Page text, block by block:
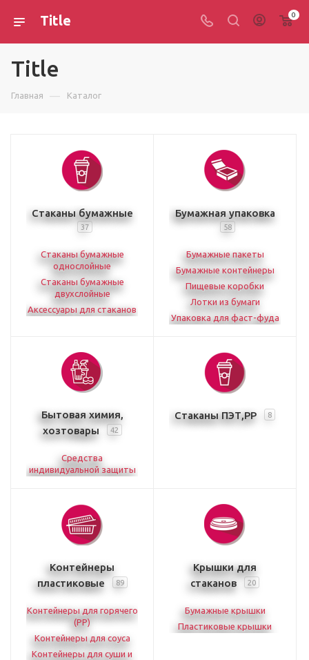
Title 0
Title
Главная — Каталог
Стаканы бумажные
37
Стаканы бумажные
однослойные
Стаканы бумажные
двухслойные
Аксессуары для стаканов
Бумажная упаковка
58
Бумажные пакеты
Бумажные контейнеры
Пищевые коробки
Лотки из бумаги
Упаковка для фаст-фуда
Бытовая химия,
хозтовары
42
Средства
индивидуальной защиты
Стаканы ПЭТ,РР 8
Контейнеры
пластиковые
89
Контейнеры для горячего
(PP)
Контейнеры для соуса
Контейнеры для суши и
Крышки для
стаканов
20
Бумажные крышки
Пластиковые крышки